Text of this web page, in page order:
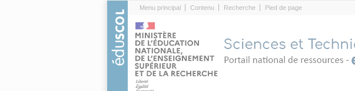
Menu principal Contenu Recherche Pied de page